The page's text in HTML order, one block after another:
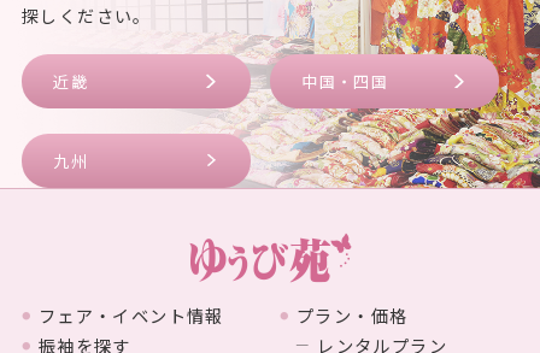
探しください。
近畿 中国・四国
九州
フェア・イベント情報
振袖を探す
プラン・価格
レンタルプラン